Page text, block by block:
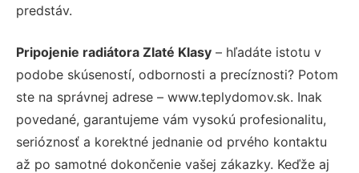
predstáv.
Pripojenie radiátora Zlaté Klasy – hľadáte istotu v
podobe skúseností, odbornosti a precíznosti? Potom
ste na správnej adrese – www.teplydomov.sk. Inak
povedané, garantujeme vám vysokú profesionalitu,
serióznosť a korektné jednanie od prvého kontaktu
až po samotné dokončenie vašej zákazky. Keďže aj